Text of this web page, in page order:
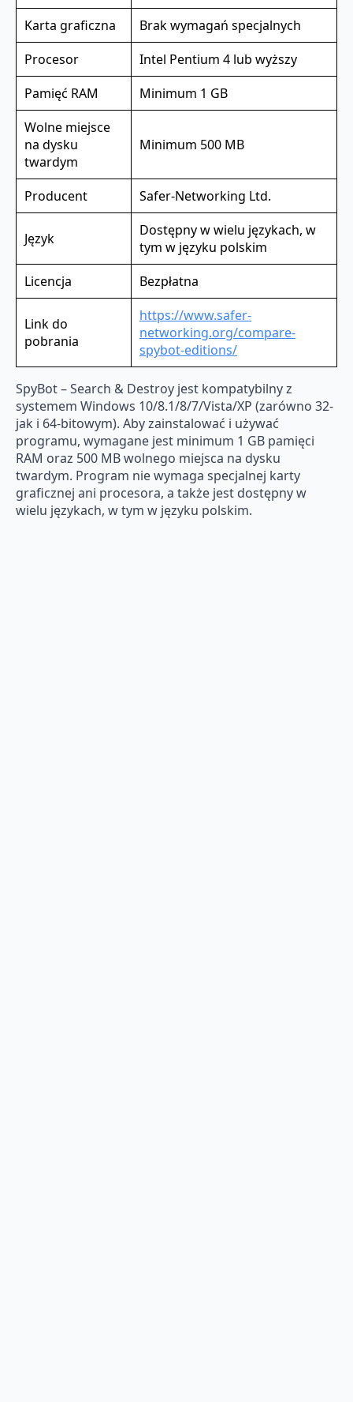
Karta graficzna
Brak wymagań specjalnych
Procesor
Intel Pentium 4 lub wyższy
Pamięć RAM
Minimum 1 GB
Wolne miejsce
na dysku
twardym
Minimum 500 MB
Producent Safer-Networking Ltd.
Język
Dostępny w wielu językach, w
tym w języku polskim
Licencja
Bezpłatna
Link do
pobrania
https://www.safer-
networking.org/compare-
spybot-editions/
SpyBot – Search & Destroy jest kompatybilny z
systemem Windows 10/8.1/8/7/Vista/XP (zarówno 32-
jak i 64-bitowym). Aby zainstalować i używać
programu, wymagane jest minimum 1 GB pamięci
RAM oraz 500 MB wolnego miejsca na dysku
twardym. Program nie wymaga specjalnej karty
graficznej ani procesora, a także jest dostępny w
wielu językach, w tym w języku polskim.